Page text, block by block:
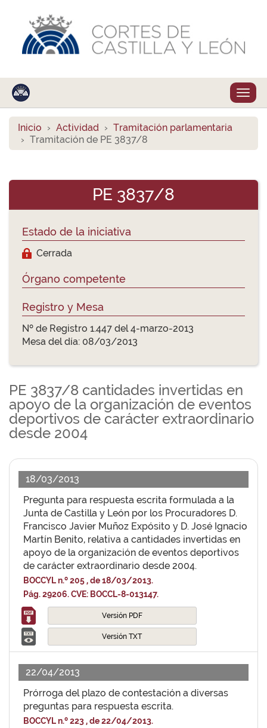
Inicio Actividad
Tramitación parlamentaria
Tramitación de PE 3837/8
PE 3837/8
Estado de la iniciativa
Cerrada
Órgano competente
Registro y Mesa
Nº de Registro 1.447 del 4-marzo-2013
Mesa del día: 08/03/2013
PE 3837/8 cantidades invertidas en
apoyo de la organización de eventos
deportivos de carácter extraordinario
desde 2004
18/03/2013
Pregunta para respuesta escrita formulada a la
Junta de Castilla y León por los Procuradores D.
Francisco Javier Muñoz Expósito y D. José Ignacio
Martín Benito, relativa a cantidades invertidas en
apoyo de la organización de eventos deportivos
de carácter extraordinario desde 2004.
BOCCYL n.º 205 , de 18/03/2013.
Pág. 29206. CVE: BOCCL-8-013147.
Versión PDF
Versión TXT
22/04/2013
Prórroga del plazo de contestación a diversas
preguntas para respuesta escrita.
BOCCYL n.º 223 , de 22/04/2013.